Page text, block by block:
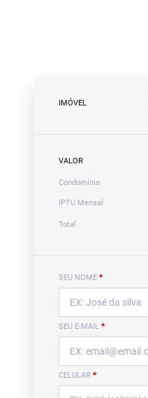
IMÓVEL
VALOR
Condomínio
IPTU Mensal
Total
SEU NOME *
SEU E-MAIL *
CELULAR *